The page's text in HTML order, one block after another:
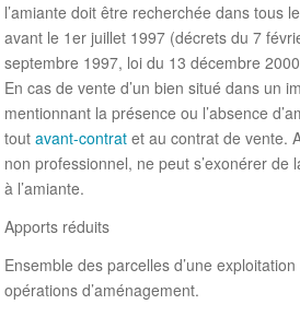
l’amiante doit être recherchée dans tous
avant le 1er juillet 1997 (décrets du 7
septembre 1997, loi du 13 décembre
En cas de vente d’un bien situé dans un
mentionnant la présence ou l’absence
tout avant-contrat et au contrat de vente.
non professionnel, ne peut s’exonérer de
à l’amiante.
Apports réduits
Ensemble des parcelles d’une
opérations d’aménagement.